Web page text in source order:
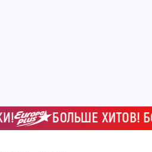
БОЛЬШЕ ХИТОВ!